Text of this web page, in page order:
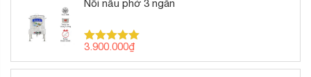
Nồi nấu phở 3 ngăn
Được xếp
hạng5.00
5 sao
3.900.000₫